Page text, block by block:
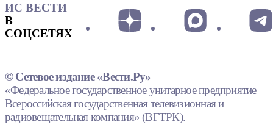
ИС ВЕСТИ
В
СОЦСЕТЯХ
© Сетевое издание «Вести.Ру»
«Федеральное государственное унитарное предприятие
Всероссийская государственная телевизионная и
радиовещательная компания» (ВГТРК).